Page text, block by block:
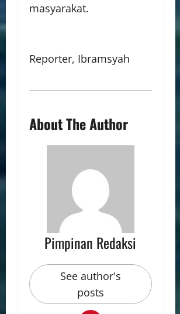
masyarakat.
Reporter, Ibramsyah
About The Author
Pimpinan Redaksi
See author's
posts